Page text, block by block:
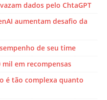
dados pelo ChtaGPT
aumentam desafio da
de seu time
mil em recompensas
é tão complexa quanto